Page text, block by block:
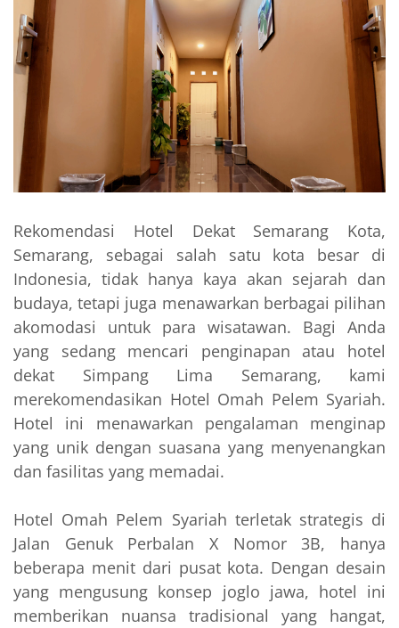
Rekomendasi Hotel Dekat Semarang Kota,
Semarang, sebagai salah satu kota besar di
Indonesia, tidak hanya kaya akan sejarah dan
budaya, tetapi juga menawarkan berbagai pilihan
akomodasi untuk para wisatawan. Bagi Anda
yang sedang mencari penginapan atau hotel
dekat Simpang Lima Semarang, kami
merekomendasikan Hotel Omah Pelem Syariah.
Hotel ini menawarkan pengalaman menginap
yang unik dengan suasana yang menyenangkan
dan fasilitas yang memadai.
Hotel Omah Pelem Syariah terletak strategis di
Jalan Genuk Perbalan X Nomor 3B, hanya
beberapa menit dari pusat kota. Dengan desain
yang mengusung konsep joglo jawa, hotel ini
memberikan nuansa tradisional yang hangat,